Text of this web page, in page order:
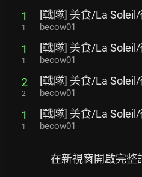
1
1
[戰隊] 美食/La
becow01
1
1
[戰隊] 美食/La
becow01
2
2
[戰隊] 美食/La
becow01
1
1
[戰隊] 美食/La
becow01
在新視窗開啟完整